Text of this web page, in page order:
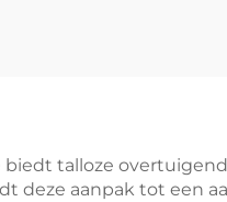
biedt talloze
deze aanpak tot een